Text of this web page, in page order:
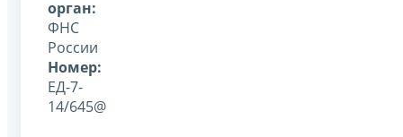
орган:
ФНС
России
Номер:
ЕД-7-
14/645@